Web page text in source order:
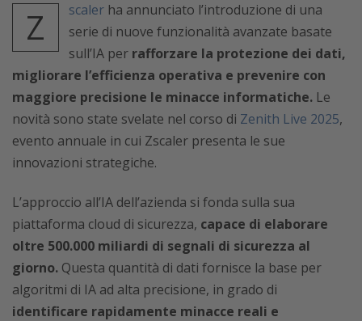
Z scaler ha annunciato l’introduzione di una
serie di nuove funzionalità avanzate basate
sull’IA per rafforzare la protezione dei dati,
migliorare l’efficienza operativa e prevenire con
maggiore precisione le minacce informatiche. Le
novità sono state svelate nel corso di Zenith Live 2025,
evento annuale in cui Zscaler presenta le sue
innovazioni strategiche.
L’approccio all’IA dell’azienda si fonda sulla sua
piattaforma cloud di sicurezza, capace di elaborare
oltre 500.000 miliardi di segnali di sicurezza al
giorno. Questa quantità di dati fornisce la base per
algoritmi di IA ad alta precisione, in grado di
identificare rapidamente minacce reali e